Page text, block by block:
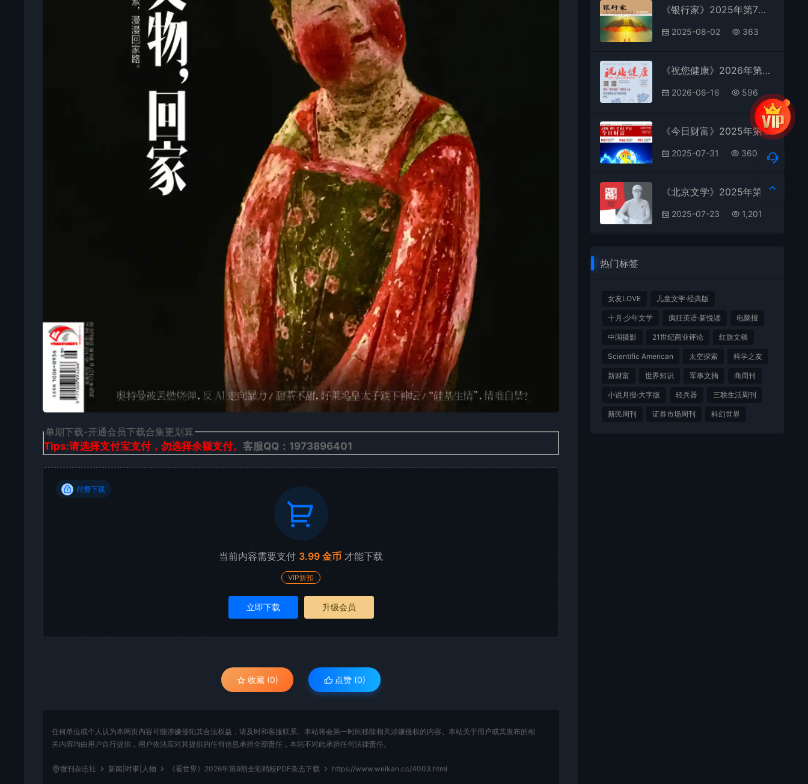
单期下载-开通会员下载合集更划算
Tips:请选择支付宝支付，勿选择余额支付。 客服QQ：1973896401
付费下载
当前内容需要支付 3.99 金币 才能下载
VIP折扣
立即下载 升级会员
收藏 (0) 点赞 (0)
任何单位或个人认为本网页内容可能涉嫌侵犯其合法权益，请及时和客服联系。本站将会第一时间移除相关涉嫌侵权的内容。本站关于用户或其发布的相
关内容均由用户自行提供，用户依法应对其提供的任何信息承担全部责任，本站不对此承担任何法律责任。
微刊杂志社 新闻|时事|人物 《看世界》2026年第9期全彩精校PDF杂志下载 https://www.weikan.cc/4003.html
《银行家》2025年第7期全彩精校PDF杂志下载
2025-08-02 363
《祝您健康》2026年第6期全彩精校PDF杂志下载
2026-06-16 596
《今日财富》2025年第14期全彩精校PDF杂志下载
2025-07-31 360
《北京文学》2025年第7期全彩精校PDF杂志下载
2025-07-23 1,201
热门标签
女友LOVE 儿童文学·经典版
十月·少年文学 疯狂英语·新悦读 电脑报
中国摄影 21世纪商业评论 红旗文稿
Scientific American 太空探索 科学之友
新财富 世界知识 军事文摘 商周刊
小说月报·大字版 轻兵器 三联生活周刊
新民周刊 证券市场周刊 科幻世界